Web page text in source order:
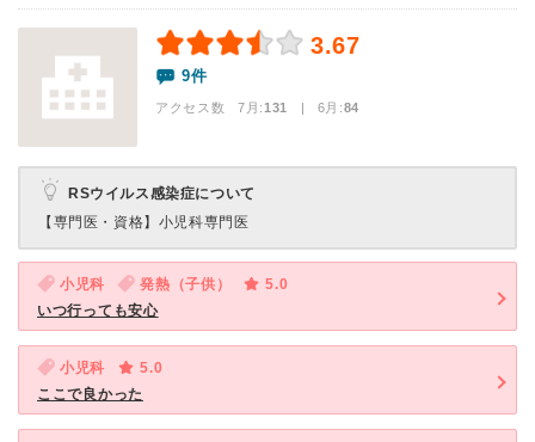
3.67
9件
アクセス数 7月:131 | 6月:84
RSウイルス感染症について
【専門医・資格】 小児科専門医
小児科 発熱（子供）
5.0
いつ行っても安心
小児科
5.0
ここで良かった